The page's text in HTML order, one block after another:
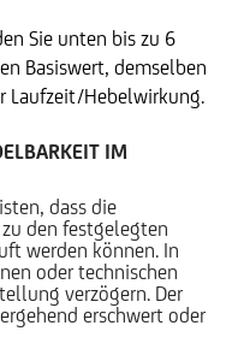
Sie unten bis zu 6
Basiswert, demselben
Laufzeit/Hebelwirkung.
IM
dass die
den festgelegten
werden können. In
oder technischen
verzögern. Der
erschwert oder